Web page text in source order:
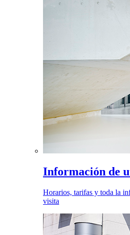
Información de
Horarios, tarifas y toda la
visita